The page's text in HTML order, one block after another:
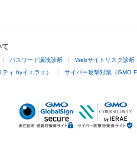
パスワード漏洩診断 Webサイトリスク診断
ィ byイエラエ） サイバー攻撃対策（GMO